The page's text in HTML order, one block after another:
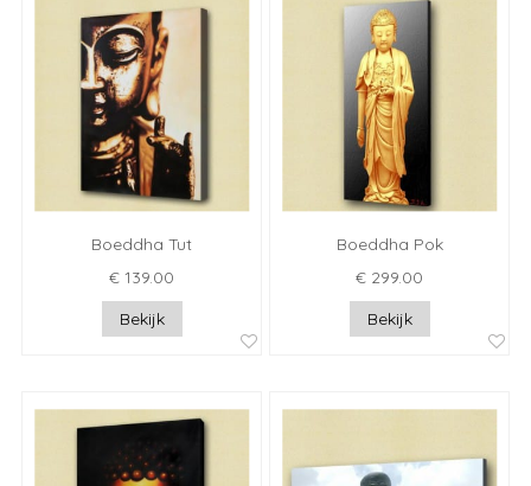
Boeddha Tut
€ 139.00
Bekijk
Boeddha Pok
€ 299.00
Bekijk